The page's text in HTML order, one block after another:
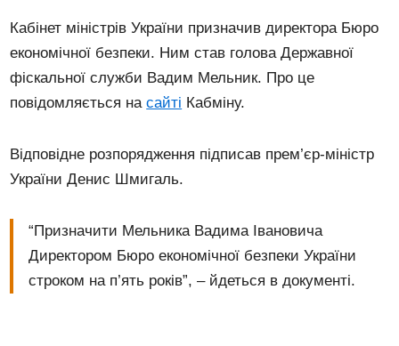
Кабінет міністрів України призначив директора Бюро
економічної безпеки. Ним став голова Державної
фіскальної служби Вадим Мельник. Про це
повідомляється насайті Кабміну.
Відповідне розпорядження підписав прем’єр-міністр
України Денис Шмигаль.
“Призначити Мельника Вадима Івановича
Директором Бюро економічної безпеки України
строком на п’ять років”, – йдеться в документі.